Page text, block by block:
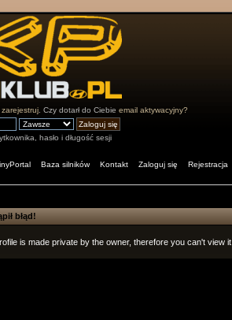
zarejestruj. Czy dotarł do Ciebie email aktywacyjny?
hasło i długość sesji
Baza silników Kontakt Zaloguj się Rejestracja
błąd!
is made private by the owner, therefore you can't view it.